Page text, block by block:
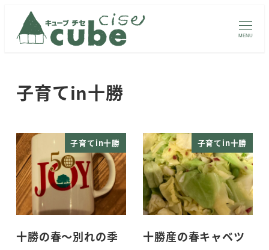
MENU
子育てin十勝
子育てin十勝
十勝の春～別れの季
子育てin十勝
十勝産の春キャベツ